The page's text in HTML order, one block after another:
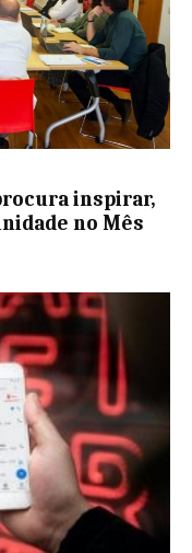
inspirar,
no Mês